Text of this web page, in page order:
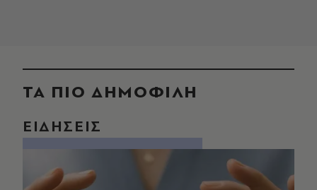
ΤΑ ΠΙΟ ΔΗΜΟΦΙΛΗ
ΕΙΔΗΣΕΙΣ